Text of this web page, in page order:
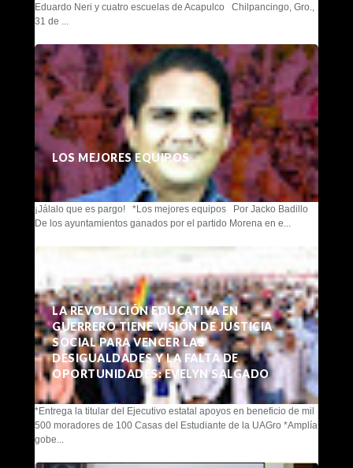
Eduardo Neri y cuatro escuelas de Acapulco Chilpancingo, Gro.,
31 de ...
LOS MEJORES EQUIPOS
¡Jálalo que es pargo! *Los mejores equipos Por Jacko Badillo
De los ayuntamientos ganados por el partido Morena en e...
LA REVOLUCIÓN EDUCATIVA EN
GUERRERO TIENE VISIÓN DE JUSTICIA
SOCIAL PARA VENCER LAS
DESIGUALDADES Y LA FALTA DE
OPORTUNIDADES: EVELYN SALGADO
*Entrega la titular del Ejecutivo estatal apoyos en beneficio de mil
500 moradores de 100 Casas del Estudiante de la UAGro *Amplía
gobe...